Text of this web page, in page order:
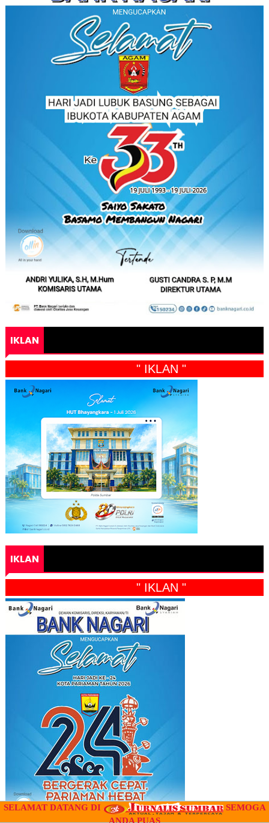
IKLAN
" IKLAN "
IKLAN
" IKLAN "
SELAMAT DATANG DI
SEMOGA
ANDA PUAS